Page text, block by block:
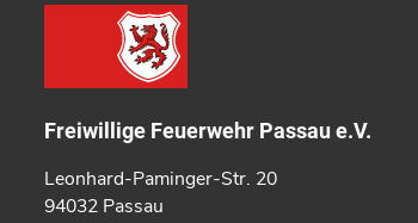
Freiwillige Feuerwehr Passau e.V.
Leonhard-Paminger-Str. 20
94032 Passau